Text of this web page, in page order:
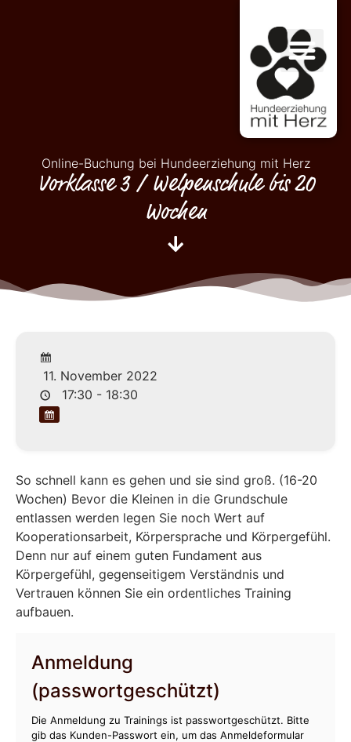
Online-Buchung bei Hundeerziehung mit Herz
Vorklasse 3 / Welpenschule bis 20
Wochen
11. November 2022
17:30 - 18:30
So schnell kann es gehen und sie sind groß. (16-20
Wochen) Bevor die Kleinen in die Grundschule
entlassen werden legen Sie noch Wert auf
Kooperationsarbeit, Körpersprache und Körpergefühl.
Denn nur auf einem guten Fundament aus
Körpergefühl, gegenseitigem Verständnis und
Vertrauen können Sie ein ordentliches Training
aufbauen.
Anmeldung
(passwortgeschützt)
Die Anmeldung zu Trainings ist passwortgeschützt. Bitte
gib das Kunden-Passwort ein, um das Anmeldeformular